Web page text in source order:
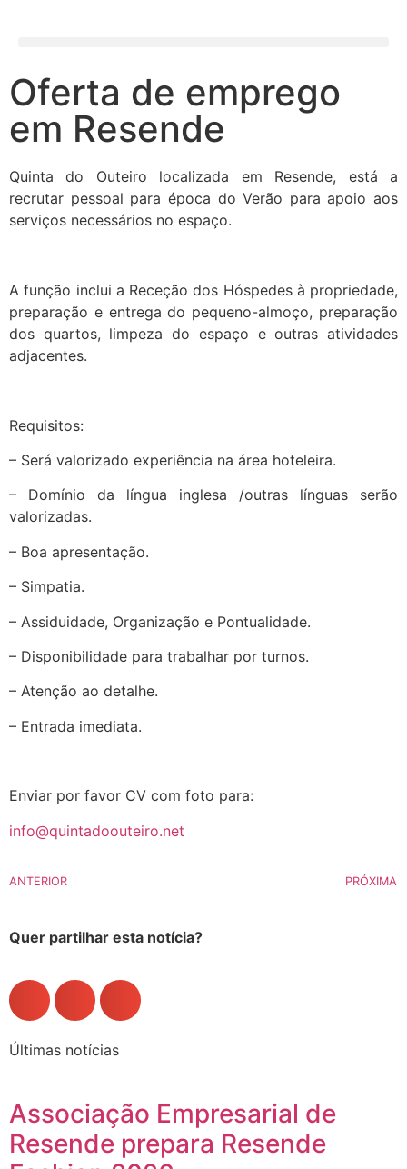
Oferta de emprego
em Resende
Quinta do Outeiro localizada em Resende, está a
recrutar pessoal para época do Verão para apoio aos
serviços necessários no espaço.
A função inclui a Receção dos Hóspedes à propriedade,
preparação e entrega do pequeno-almoço, preparação
dos quartos, limpeza do espaço e outras atividades
adjacentes.
Requisitos:
– Será valorizado experiência na área hoteleira.
– Domínio da língua inglesa /outras línguas serão
valorizadas.
– Boa apresentação.
– Simpatia.
– Assiduidade, Organização e Pontualidade.
– Disponibilidade para trabalhar por turnos.
– Atenção ao detalhe.
– Entrada imediata.
Enviar por favor CV com foto para:
info@quintadoouteiro.net
ANTERIOR PRÓXIMA
Quer partilhar esta notícia?
Últimas notícias
Associação Empresarial de
Resende prepara Resende